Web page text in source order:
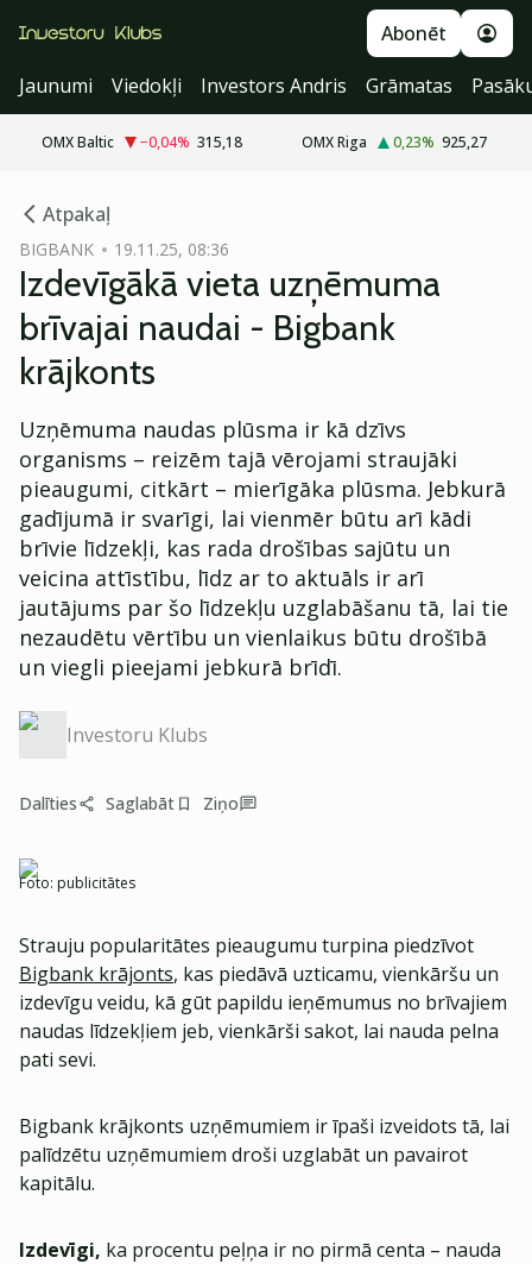
Abonēt
Jaunumi
Viedokļi Investors Andris Grāmatas
OMX Baltic −0,04% 315,18 OMX Riga 0,23% 925,27
Atpakaļ
BIGBANK 19.11.25, 08:36
Izdevīgākā vieta uzņēmuma
brīvajai naudai - Bigbank
krājkonts
Uzņēmuma naudas plūsma ir kā dzīvs
organisms – reizēm tajā vērojami straujāki
pieaugumi, citkārt – mierīgāka plūsma. Jebkurā
gadījumā ir svarīgi, lai vienmēr būtu arī kādi
brīvie līdzekļi, kas rada drošības sajūtu un
veicina attīstību, līdz ar to aktuāls ir arī
jautājums par šo līdzekļu uzglabāšanu tā, lai tie
nezaudētu vērtību un vienlaikus būtu drošībā
un viegli pieejami jebkurā brīdī.
Investoru Klubs
Dalīties Saglabāt Ziņo
Foto: publicitātes
Strauju popularitātes pieaugumu turpina piedzīvot
Bigbank krājonts, kas piedāvā uzticamu, vienkāršu un
izdevīgu veidu, kā gūt papildu ieņēmumus no brīvajiem
naudas līdzekļiem jeb, vienkārši sakot, lai nauda pelna
pati sevi.
Bigbank krājkonts uzņēmumiem ir īpaši izveidots tā, lai
palīdzētu uzņēmumiem droši uzglabāt un pavairot
kapitālu.
Izdevīgi, ka procentu peļņa ir no pirmā centa – nauda